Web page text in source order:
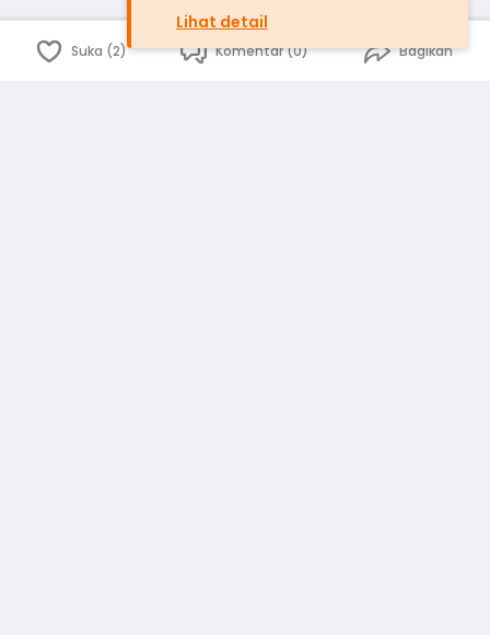
Suka (2) Komentar (0) Bagikan
Lihat detail